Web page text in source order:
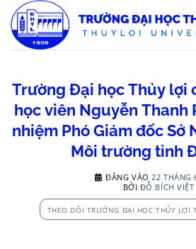
qua
nội
Trường Đại học Thủy lợi
học viên Nguyễn Thanh
nhiệm Phó Giám đốc Sở
Môi trường tỉnh
ĐĂNG VÀO 22 THÁNG
BỞI ĐỖ BÍCH VIỆT
THEO DÕI TRƯỜNG ĐẠI HỌC THỦY LỢI